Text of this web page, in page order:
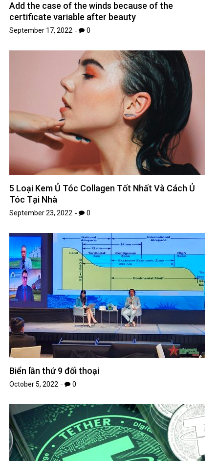
Add the case of the winds because of the
certificate variable after beauty
September 17, 2022 0
5 Loại Kem Ủ Tóc Collagen Tốt Nhất Và Cách Ủ
Tóc Tại Nhà
September 23, 2022 0
Biển lần thứ 9 đối thoại
October 5, 2022 0